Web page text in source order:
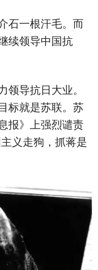
石一根汗毛。而
续领导中国抗
导抗日大业。
标就是苏联。苏
报》上强烈谴责
义走狗，抓蒋是